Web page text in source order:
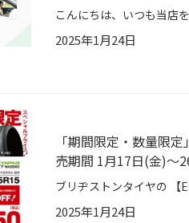
2025年1月24日
「期間限定・数量
売期間 1月17日(金)～
2025年1月24日